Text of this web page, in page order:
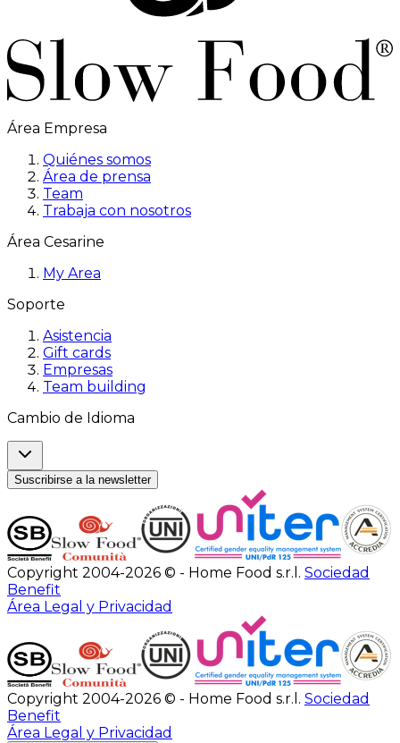
Área Empresa
Quiénes somos
Área de prensa
Team
Trabaja con nosotros
Área Cesarine
My Area
Soporte
Asistencia
Gift cards
Empresas
Team building
Cambio de Idioma
Suscribirse a la newsletter
Copyright 2004-2026 © - Home Food s.r.l. Sociedad
Benefit
Área Legal y Privacidad
Copyright 2004-2026 © - Home Food s.r.l. Sociedad
Benefit
Área Legal y Privacidad